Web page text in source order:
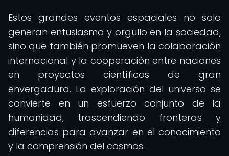
Estos grandes eventos espaciales no solo
generan entusiasmo y orgullo en la sociedad,
sino que también promueven la colaboración
internacional y la cooperación entre naciones
en proyectos científicos de gran
envergadura. La exploración del universo se
convierte en un esfuerzo conjunto de la
humanidad, trascendiendo fronteras y
diferencias para avanzar en el conocimiento
y la comprensión del cosmos.